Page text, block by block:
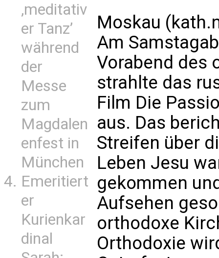
‚meditativ
er Tanz’
während
der
Messe
zum
Magdalen
enfest in
München
Emeritiert
er
Kurienkar
dinal
Moskau
Am
Vorabend des
strahlte das
Film Die
aus. Das
Streifen über
Leben Jesu
gekommen
Aufsehen
orthodoxe
Orthodoxie